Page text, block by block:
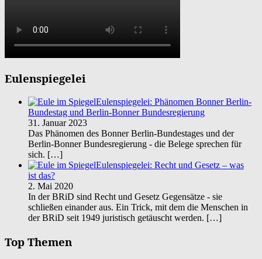
Eulenspiegelei
Eulenspiegelei: Phänomen Bonner Berlin-
Bundestag und Berlin-Bonner Bundesregierung
31. Januar 2023
Das Phänomen des Bonner Berlin-Bundestages und der
Berlin-Bonner Bundesregierung - die Belege sprechen für
sich. […]
Eulenspiegelei: Recht und Gesetz – was
ist das?
2. Mai 2020
In der BRiD sind Recht und Gesetz Gegensätze - sie
schließen einander aus. Ein Trick, mit dem die Menschen in
der BRiD seit 1949 juristisch getäuscht werden. […]
Top Themen